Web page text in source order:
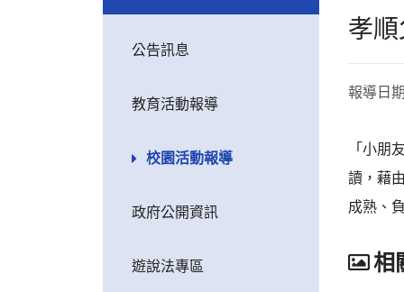
公告訊息
教育活動報導
校園活動報導
政府公開資訊
遊說法專區
孝
報導日
「小朋
讀，藉
成熟、
相